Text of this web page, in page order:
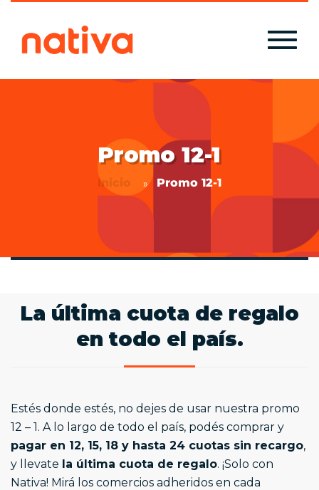
Promo 12-1
Inicio Promo 12-1
La última cuota de regalo
en todo el país.
Estés donde estés, no dejes de usar nuestra promo
12 – 1. A lo largo de todo el país, podés comprar y
pagar en 12, 15, 18 y hasta 24 cuotas sin recargo,
y llevate la última cuota de regalo. ¡Solo con
Nativa! Mirá los comercios adheridos en cada